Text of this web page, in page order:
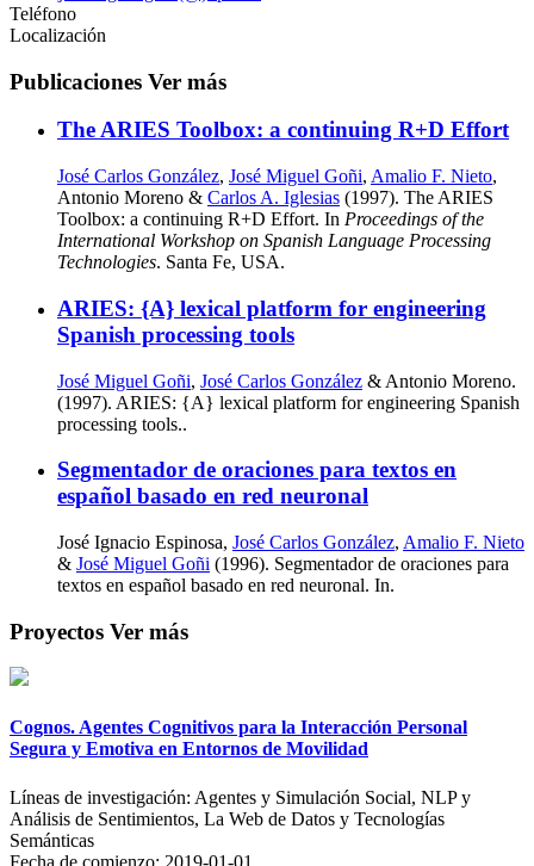
Teléfono
Localización
Publicaciones Ver más
The ARIES Toolbox: a continuing R+D Effort
José Carlos González, José Miguel Goñi, Amalio F. Nieto,
Antonio Moreno & Carlos A. Iglesias (1997). The ARIES
Toolbox: a continuing R+D Effort. In Proceedings of the
International Workshop on Spanish Language Processing
Technologies. Santa Fe, USA.
ARIES: {A} lexical platform for engineering
Spanish processing tools
José Miguel Goñi, José Carlos González & Antonio Moreno.
(1997). ARIES: {A} lexical platform for engineering Spanish
processing tools..
Segmentador de oraciones para textos en
español basado en red neuronal
José Ignacio Espinosa, José Carlos González, Amalio F. Nieto
& José Miguel Goñi (1996). Segmentador de oraciones para
textos en español basado en red neuronal. In.
Proyectos Ver más
Cognos. Agentes Cognitivos para la Interacción Personal
Segura y Emotiva en Entornos de Movilidad
Líneas de investigación: Agentes y Simulación Social, NLP y
Análisis de Sentimientos, La Web de Datos y Tecnologías
Semánticas
Fecha de comienzo: 2019-01-01